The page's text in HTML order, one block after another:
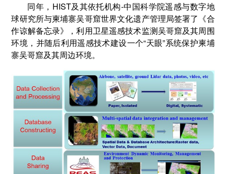
同年，HIST及其依托机构-中国科学院遥感与数字地
球研究所与柬埔寨吴哥窟世界文化遗产管理局签署了《合
作谅解备忘录》，利用卫星遥感技术监测吴哥窟及其周围
环境，并随后利用遥感技术建设一个“天眼”系统保护柬埔
寨吴哥窟及其周边环境。